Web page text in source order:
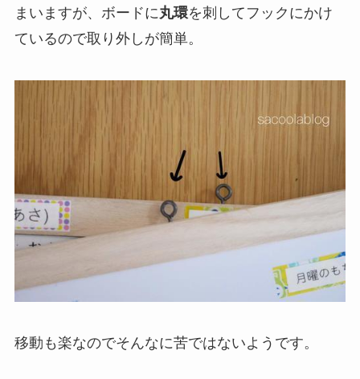
まいますが、ボードに丸環を刺してフックにかけ
ているので取り外しが簡単。
移動も楽なのでそんなに苦ではないようです。